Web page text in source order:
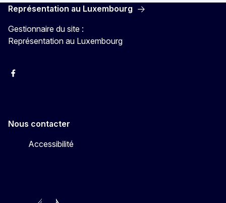
Représentation au Luxembourg
Gestionnaire du site :
Représentation au Luxembourg
Facebook
Nous contacter
Accessibilité